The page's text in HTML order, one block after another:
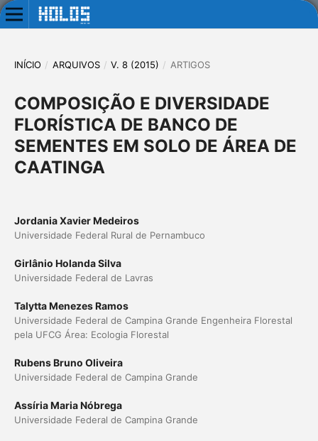
INÍCIO / ARQUIVOS / V. 8 (2015) / ARTIGOS
COMPOSIÇÃO E DIVERSIDADE
FLORÍSTICA DE BANCO DE
SEMENTES EM SOLO DE ÁREA DE
CAATINGA
Jordania Xavier Medeiros
Universidade Federal Rural de Pernambuco
Girlânio Holanda Silva
Universidade Federal de Lavras
Talytta Menezes Ramos
Universidade Federal de Campina Grande Engenheira Florestal
pela UFCG Área: Ecologia Florestal
Rubens Bruno Oliveira
Universidade Federal de Campina Grande
Assíria Maria Nóbrega
Universidade Federal de Campina Grande